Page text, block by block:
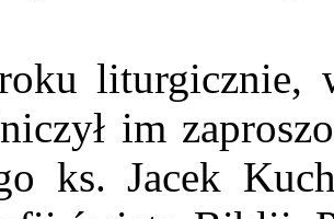
liturgicznie,
im
ks. Jacek